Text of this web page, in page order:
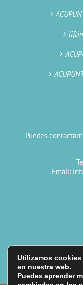
Puedes
Email:
Utilizamos cookies
en nuestra web.
Puedes aprender